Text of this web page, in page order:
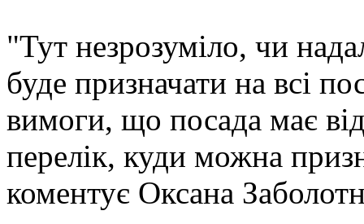
"Тут незрозуміло, чи
буде призначати на всі
вимоги, що посада має
перелік, куди можна
коментує Оксана